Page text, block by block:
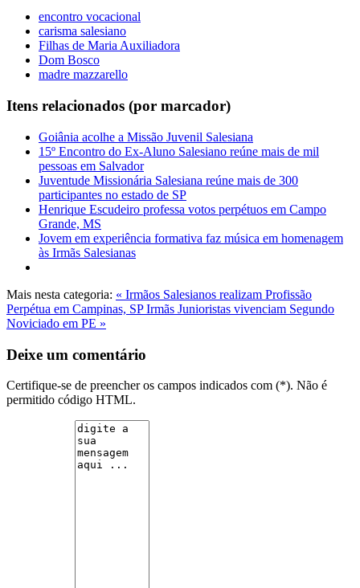
encontro vocacional
carisma salesiano
Filhas de Maria Auxiliadora
Dom Bosco
madre mazzarello
Itens relacionados (por marcador)
Goiânia acolhe a Missão Juvenil Salesiana
15º Encontro do Ex-Aluno Salesiano reúne mais de mil
pessoas em Salvador
Juventude Missionária Salesiana reúne mais de 300
participantes no estado de SP
Henrique Escudeiro professa votos perpétuos em Campo
Grande, MS
Jovem em experiência formativa faz música em homenagem
às Irmãs Salesianas
Mais nesta categoria: « Irmãos Salesianos realizam Profissão
Perpétua em Campinas, SPIrmãs Junioristas vivenciam Segundo
Noviciado em PE »
Deixe um comentário
Certifique-se de preencher os campos indicados com (*). Não é
permitido código HTML.